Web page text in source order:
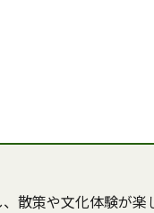
散策や文化体験が